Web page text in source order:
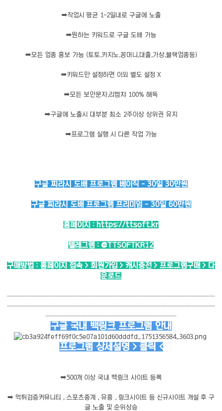
➡️작업시 평균 1~2일내로 구글에 노출
➡️원하는 키워드로 구글 도배 가능
➡️모든 업종 홍보 가능 (토토,카지노,꽁머니,대출,가상,블랙업종등)
➡️키워드만 설정하면 이외 별도 설정 X
➡️모든 보안문자,리캡챠 100% 해독
➡️구글에 노출시 대부분 최소 2주이상 상위권 유지
➡️프로그램 실행 시 다른 작업 가능
구글 찌라시 도배 프로그램 베이직 - 30일 30만원
구글 찌라시 도배 프로그램 프리미엄 - 30일 60만원
홈페이지 : https://ttsoft.kr
텔레그램 : @TTSOFTKR12
구매방법 : 홈페이지 접속 > 회원가입 > 캐시충전 > 프로그램구매 > 다
운로드
───────────────────────────────────
───────────────────────────────────
──────────────────────
구글 국내 백링크 프로그램 안내
프로그램 상세설명 > 클릭 <
➡️500개 이상 국내 백링크 사이트 등록
➡️ 먹튀검증커뮤니티 , 스포츠중계 , 유흥 , 링크사이트 등 신규사이트 개설 후 구
글 노출 및 순위상승